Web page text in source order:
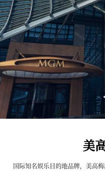
美
国际知名娱乐目的地品牌，美高